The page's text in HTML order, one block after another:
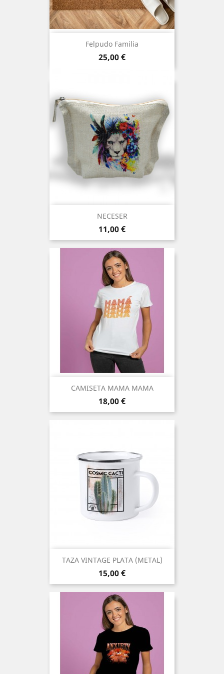
Felpudo Familia
Precio
25,00 €
NECESER
Precio
11,00 €
CAMISETA MAMA MAMA
Precio
18,00 €
TAZA VINTAGE PLATA (METAL)
Precio
15,00 €